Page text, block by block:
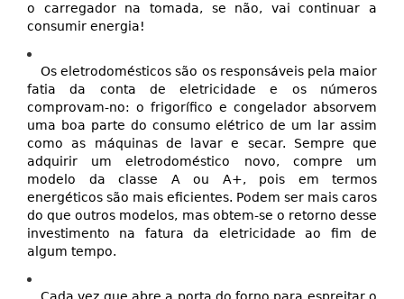
o carregador na tomada, se não, vai continuar a
consumir energia!
Os eletrodomésticos são os responsáveis pela maior
fatia da conta de eletricidade e os números
comprovam-no: o frigorífico e congelador absorvem
uma boa parte do consumo elétrico de um lar assim
como as máquinas de lavar e secar. Sempre que
adquirir um eletrodoméstico novo, compre um
modelo da classe A ou A+, pois em termos
energéticos são mais eficientes. Podem ser mais caros
do que outros modelos, mas obtem-se o retorno desse
investimento na fatura da eletricidade ao fim de
algum tempo.